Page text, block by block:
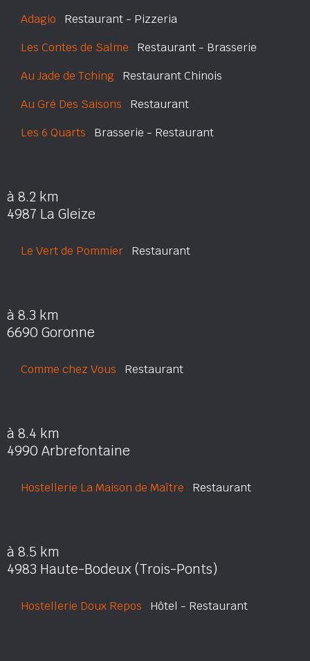
Adagio Restaurant - Pizzeria
Les Contes de Salme Restaurant - Brasserie
Au Jade de Tching Restaurant Chinois
Au Gré Des Saisons Restaurant
Les 6 Quarts Brasserie - Restaurant
à 8.2 km
4987 La Gleize
Le Vert de Pommier Restaurant
à 8.3 km
6690 Goronne
Comme chez Vous Restaurant
à 8.4 km
4990 Arbrefontaine
Hostellerie La Maison de Maître Restaurant
à 8.5 km
4983 Haute-Bodeux (Trois-Ponts)
Hostellerie Doux Repos Hôtel - Restaurant